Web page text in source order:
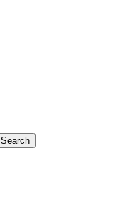
Search